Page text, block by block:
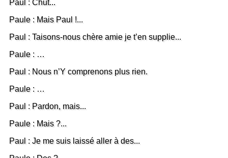
Paul : Chut...
Paule : Mais Paul !...
Paul : Taisons-nous chère amie je t’en supplie...
Paule : …
Paul : Nous n’Y comprenons plus rien.
Paule : …
Paul : Pardon, mais...
Paule : Mais ?...
Paul : Je me suis laissé aller à des...